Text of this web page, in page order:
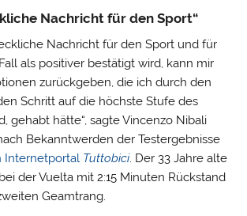
Nachricht für den Sport“
Nachricht für den Sport und für
als positiver bestätigt wird, kann mir
zurückgeben, die ich durch den
Schritt auf die höchste Stufe des
gehabt hätte“, sagte Vincenzo Nibali
Bekanntwerden der Testergebnisse
Internetportal Tuttobici. Der 33 Jahre alte
der Vuelta mit 2:15 Minuten Rückstand
Geamtrang.